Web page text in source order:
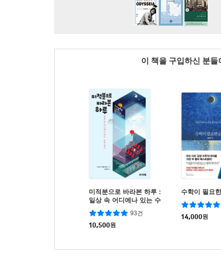
이 책을 구입하신 분
미적분으로 바라본 하루 :
일상 속 어디에나 있는 수
학 찾기
93건
10,500원
수학이 필요
14,000원